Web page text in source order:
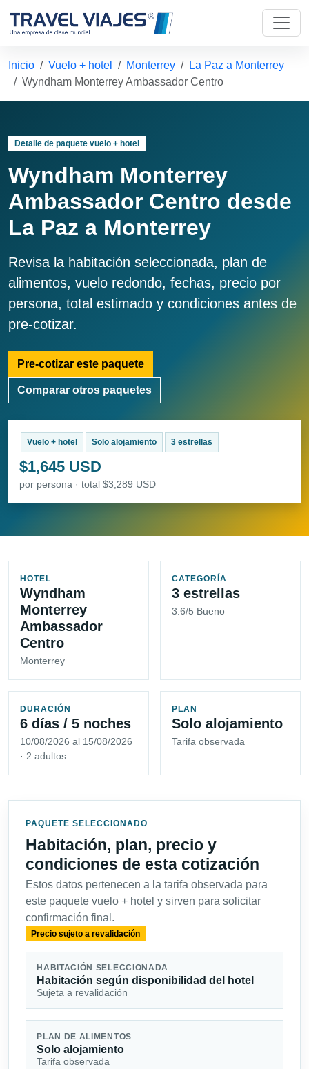
Inicio Vuelo + hotel Monterrey
La Paz a Monterrey
Wyndham Monterrey Ambassador Centro
Detalle de paquete vuelo + hotel
Wyndham Monterrey
Ambassador Centro desde
La Paz a Monterrey
Revisa la habitación seleccionada, plan de
alimentos, vuelo redondo, fechas, precio por
persona, total estimado y condiciones antes de
pre-cotizar.
Pre-cotizar este paquete
Comparar otros paquetes
Vuelo + hotel Solo alojamiento 3 estrellas
$1,645 USD
por persona · total $3,289 USD
HOTEL
Wyndham
Monterrey
Ambassador
Centro
Monterrey
CATEGORÍA
3 estrellas
3.6/5 Bueno
DURACIÓN
6 días / 5 noches
10/08/2026 al 15/08/2026
· 2 adultos
PLAN
Solo alojamiento
Tarifa observada
PAQUETE SELECCIONADO
Habitación, plan, precio y
condiciones de esta cotización
Estos datos pertenecen a la tarifa observada para
este paquete vuelo + hotel y sirven para solicitar
confirmación final.
Precio sujeto a revalidación
HABITACIÓN SELECCIONADA
Habitación según disponibilidad del hotel
Sujeta a revalidación
PLAN DE ALIMENTOS
Solo alojamiento
Tarifa observada